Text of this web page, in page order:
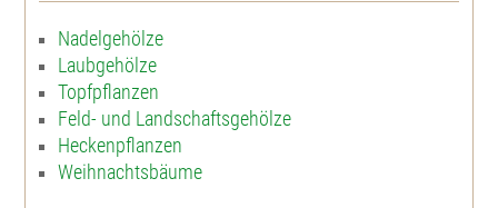
Nadelgehölze
Laubgehölze
Topfpflanzen
Feld- und Landschaftsgehölze
Heckenpflanzen
Weihnachtsbäume